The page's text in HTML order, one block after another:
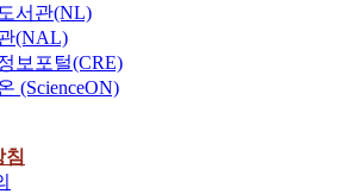
서관(NL)
(NAL)
보포털(CRE)
(ScienceON)
침